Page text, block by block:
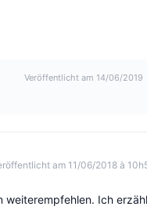
Veröffentlicht am 14/06/2019
am 11/06/2018 à
weiterempfehlen. Ich